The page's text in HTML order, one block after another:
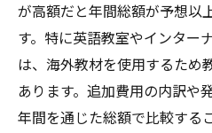
が高額だと年間総額が予想以
す。特に英語教室やインター
は、海外教材を使用するため
あります。追加費用の内訳や
年間を通じた総額で比較する